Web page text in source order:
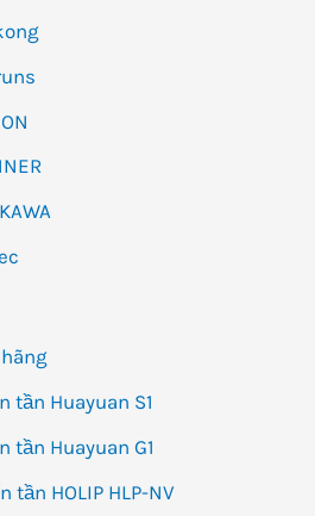
tần Huayuan S1
tần Huayuan G1
HOLIP HLP-NV